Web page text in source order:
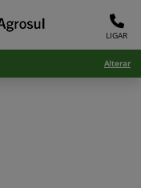
LIGAR
Alterar